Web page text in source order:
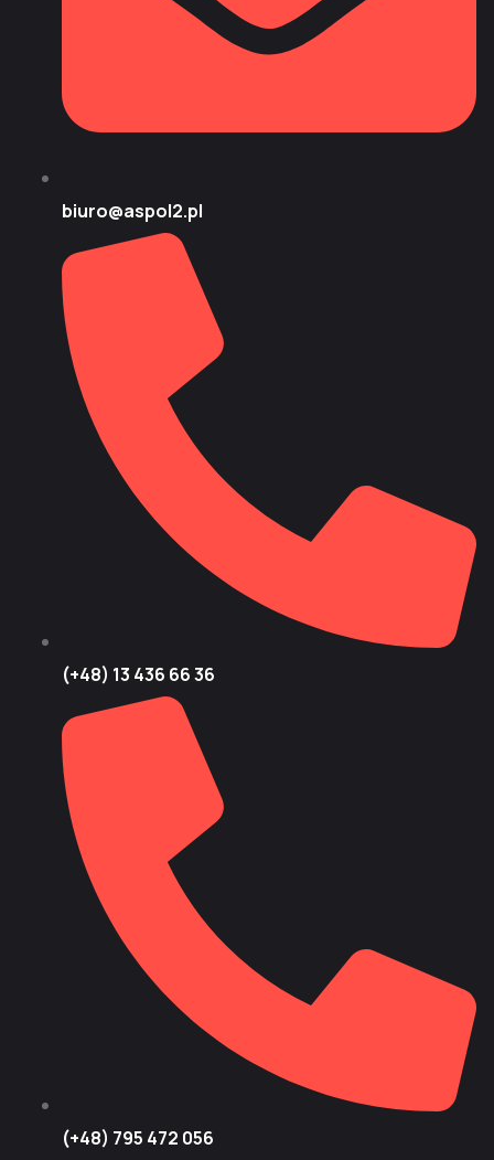
biuro@aspol2.pl
(+48) 13 436 66 36
(+48) 795 472 056